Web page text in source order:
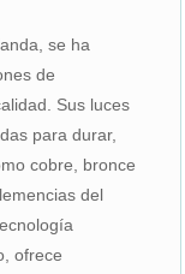
se ha
de
Sus luces
para durar,
cobre, bronce
del
ofrece